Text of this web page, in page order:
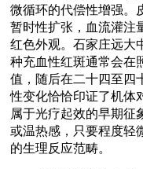
微循环的代偿性增强。
暂时性扩张，血流灌注
红色外观。石家庄远大
种充血性红斑通常会在
值，随后在二十四至四
性变化恰恰印证了机体
属于光疗起效的早期征
或温热感，只要程度轻
的生理反应范畴。